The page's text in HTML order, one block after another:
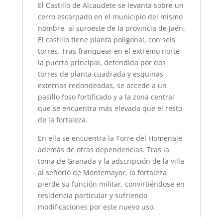
El Castillo de Alcaudete se levanta sobre un
cerro escarpado en el municipio del mismo
nombre, al suroeste de la provincia de Jaén.
El castillo tiene planta poligonal, con seis
torres. Tras franquear en el extremo norte
la puerta principal, defendida por dos
torres de planta cuadrada y esquinas
externas redondeadas, se accede a un
pasillo foso fortificado y a la zona central
que se encuentra más elevada que el resto
de la fortaleza.
En ella se encuentra la Torre del Homenaje,
además de otras dependencias. Tras la
toma de Granada y la adscripción de la villa
al señorío de Montemayor, la fortaleza
pierde su función militar, convirtiéndose en
residencia particular y sufriendo
modificaciones por este nuevo uso.